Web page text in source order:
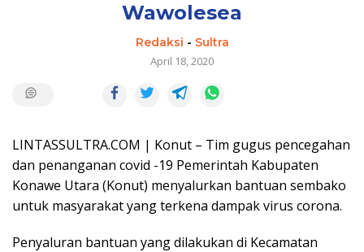
Wawolesea
Redaksi - Sultra
April 18, 2020
LINTASSULTRA.COM | Konut – Tim gugus pencegahan
dan penanganan covid -19 Pemerintah Kabupaten
Konawe Utara (Konut) menyalurkan bantuan sembako
untuk masyarakat yang terkena dampak virus corona.
Penyaluran bantuan yang dilakukan di Kecamatan